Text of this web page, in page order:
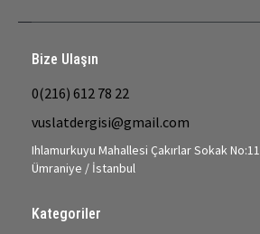
Bize Ulaşın
0(216) 612 78 22
vuslatdergisi@gmail.com
Ihlamurkuyu Mahallesi Çakırlar Sokak No:11
Ümraniye / İstanbul
Kategoriler